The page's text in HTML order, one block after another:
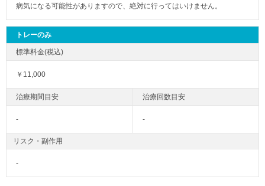
病気になる可能性がありますので、絶対に行ってはいけません。
トレーのみ
￥11,000
- -
リスク・副作用
-